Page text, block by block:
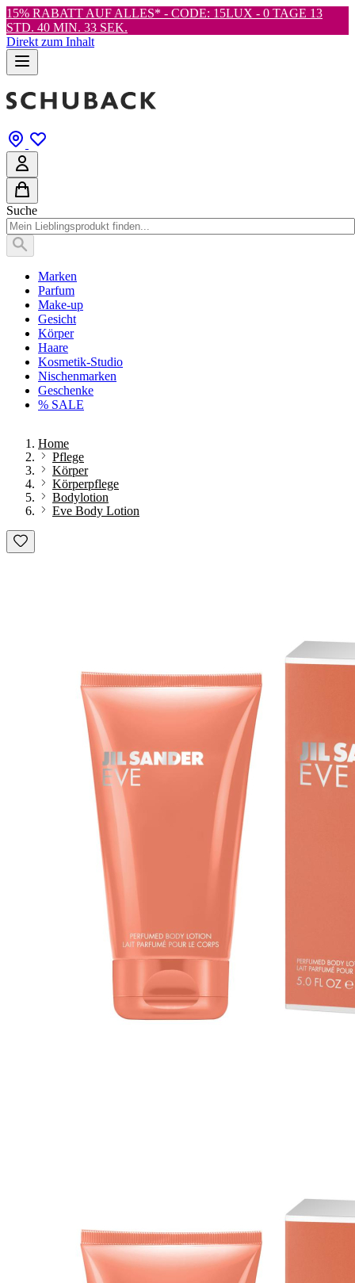
15% RABATT AUF ALLES* - CODE: 15LUX - 0 TAGE 13
STD. 40 MIN. 31 SEK.
Direkt zum Inhalt
Suche
Marken
Parfum
Make-up
Gesicht
Körper
Haare
Kosmetik-Studio
Nischenmarken
Geschenke
% SALE
Home
Pflege
Körper
Körperpflege
Bodylotion
Eve Body Lotion